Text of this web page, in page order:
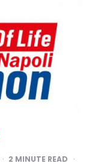
2 MINUTE READ